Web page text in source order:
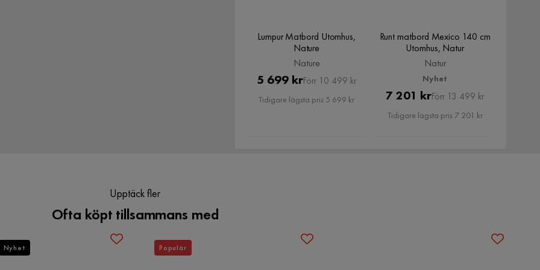
Lumpur Matbord Utomhus,
Nature
Nature
Pris
5 699 krOriginal
Pris
Förr 10 499 kr
Tidigare lägsta pris 5 699 kr
Runt matbord Mexico 140 cm
Utomhus, Natur
Natur
Nyhet
Pris
7 201 krOriginal
Pris
Förr 13 499 kr
Tidigare lägsta pris 7 201 kr
Upptäck fler
Ofta köpt tillsammans med
Nyhet Populär